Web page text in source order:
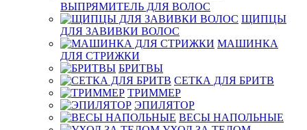
ВЫПРЯМИТЕЛЬ ДЛЯ ВОЛОС
ЩИПЦЫ
ДЛЯ ЗАВИВКИ ВОЛОС
МАШИНКА
ДЛЯ СТРИЖКИ
БРИТВЫ
СЕТКА ДЛЯ БРИТВ
ТРИММЕР
ЭПИЛЯТОР
ВЕСЫ НАПОЛЬНЫЕ